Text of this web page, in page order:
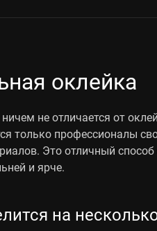
оклейка
не отличается от
только профессионалы
Это отличный способ
и ярче.
на